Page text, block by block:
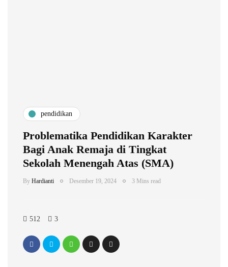
pendidikan
Problematika Pendidikan Karakter
Bagi Anak Remaja di Tingkat
Sekolah Menengah Atas (SMA)
By Hardianti Desember 19, 2024 3 Mins read
512 3